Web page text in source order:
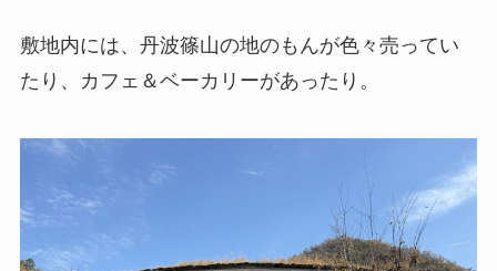
敷地内には、丹波篠山の地のもんが色々売ってい
たり、カフェ＆ベーカリーがあったり。